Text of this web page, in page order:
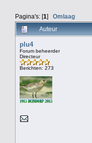
Pagina's: [1] Omlaag
Auteur
plu4
Forum beheerder
Directeur
Berichten: 273